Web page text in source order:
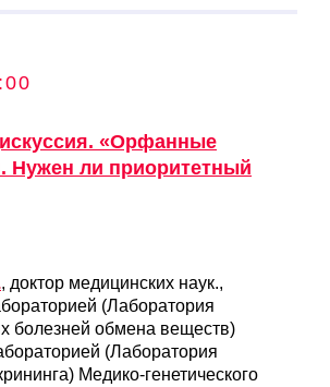
«Орфанные
Нужен ли приоритетный
, доктор медицинских наук.,
(Лаборатория
болезней обмена веществ)
(Лаборатория
Медико-генетического